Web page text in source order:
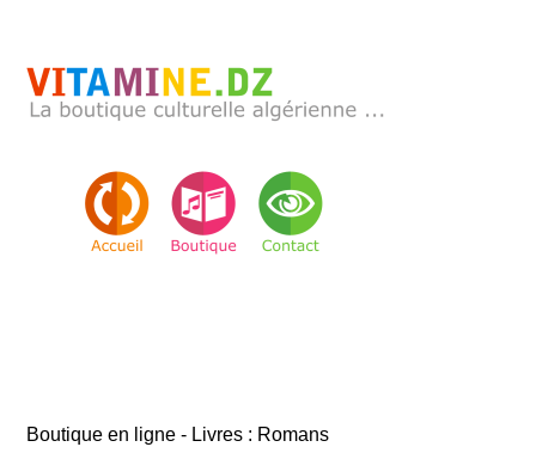
Boutique en ligne - Livres : Romans